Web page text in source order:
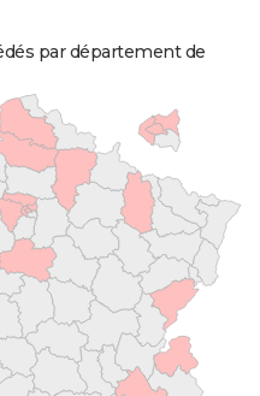
par département de